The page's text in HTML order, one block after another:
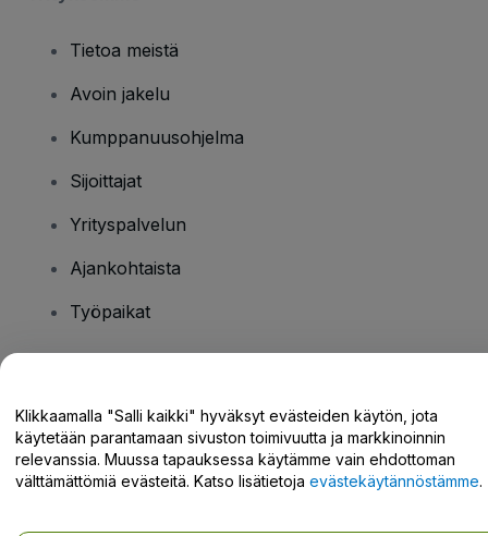
Tietoa meistä
Avoin jakelu
Kumppanuusohjelma
Sijoittajat
Yrityspalvelun
Ajankohtaista
Työpaikat
Tukikeskus / Ota meihin yhteyttä
Klikkaamalla "Salli kaikki" hyväksyt evästeiden käytön, jota
käytetään parantamaan sivuston toimivuutta ja markkinoinnin
relevanssia. Muussa tapauksessa käytämme vain ehdottoman
välttämättömiä evästeitä. Katso lisätietoja evästekäytännöstämme.